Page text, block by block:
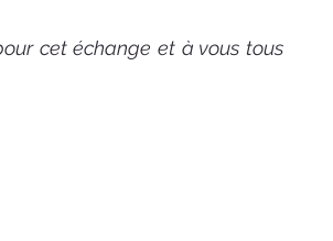
cet échange et à vous tous